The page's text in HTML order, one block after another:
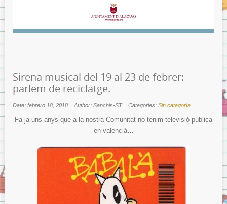
Sirena musical del 19 al 23 de febrer:
parlem de reciclatge.
Date: febrero 18, 2018 Author: Sanchis-ST Categories: Sin categoría
Fa ja uns anys que a la nostra Comunitat no tenim televisió pública
en valencià…